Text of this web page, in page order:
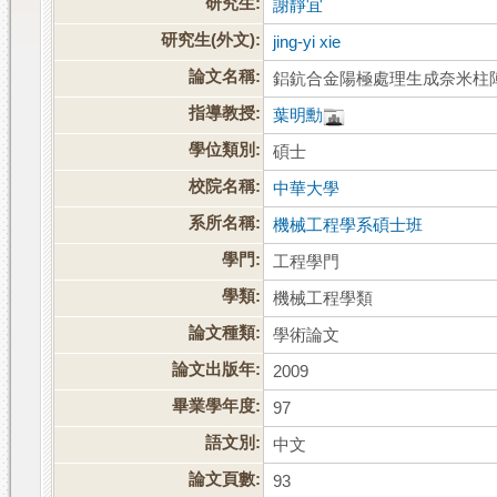
謝靜宜
研究生(外文):
jing-yi xie
論文名稱:
鋁鈧合金陽極處理生成奈米柱
指導教授:
葉明勳
學位類別:
碩士
校院名稱:
中華大學
系所名稱:
機械工程學系碩士班
學門:
工程學門
學類:
機械工程學類
論文種類:
學術論文
論文出版年:
2009
畢業學年度:
97
語文別:
中文
論文頁數:
93